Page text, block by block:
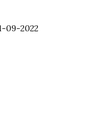
09-2022